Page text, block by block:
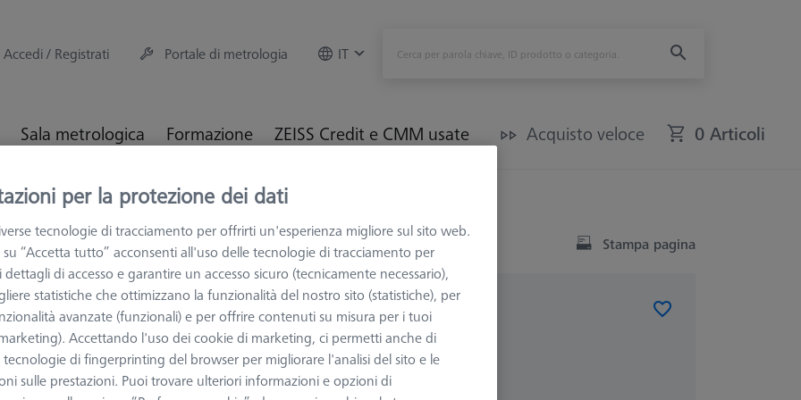
Accedi / Registrati Portale di metrologia IT
Sala metrologica Formazione ZEISS Credit e CMM usate Acquisto veloce 0 Articoli
Sistemi di fissaggio Kit di costruzione
Stampa pagina
KIT DI COSTRUZIONE
Starter Kit - AF25
626109-9610-056
per la protezione dei dati
tecnologie di tracciamento per offrirti un'esperienza migliore sul sito web.
su “Accetta tutto” acconsenti all'uso delle tecnologie di tracciamento per
dettagli di accesso e garantire un accesso sicuro (tecnicamente necessario),
statistiche che ottimizzano la funzionalità del nostro sito (statistiche), per
avanzate (funzionali) e per offrire contenuti su misura per i tuoi
Accettando l'uso dei cookie di marketing, ci permetti anche di
tecnologie di fingerprinting del browser per migliorare l'analisi del sito e le
sulle prestazioni. Puoi trovare ulteriori informazioni e opzioni di